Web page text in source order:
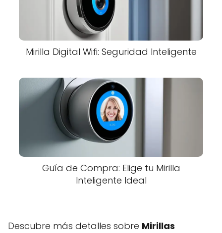
Mirilla Digital Wifi: Seguridad Inteligente
Guía de Compra: Elige tu Mirilla
Inteligente Ideal
Descubre más detalles sobre Mirillas